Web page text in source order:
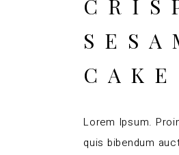
CAKE
Lorem Ipsum.
quis bibendum